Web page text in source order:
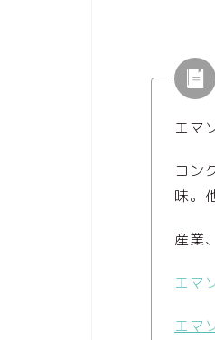
エマ
コン
味。
産業
エマ
エマ